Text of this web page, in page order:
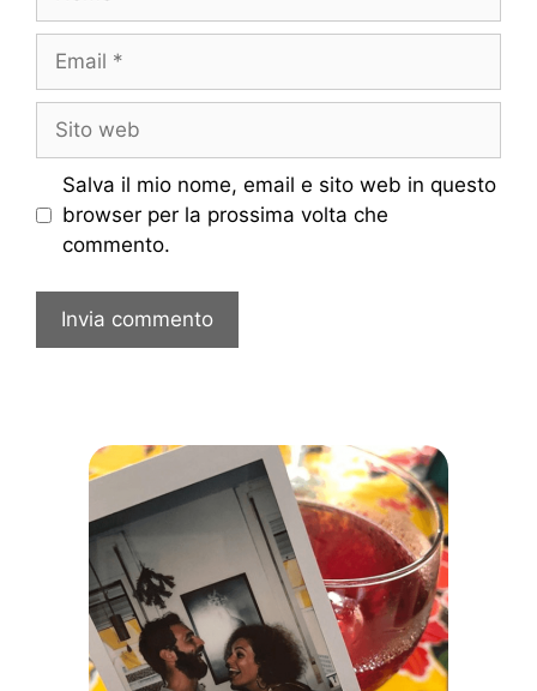
Email
Sito
web
Salva il mio nome, email e sito web in questo
browser per la prossima volta che
commento.